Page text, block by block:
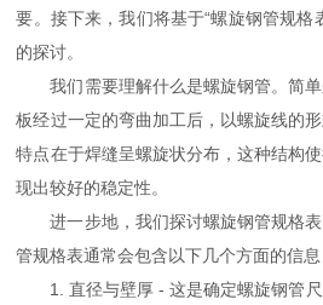
要。接下来，我们将基于“螺旋钢管规格
的探讨。
我们需要理解什么是螺旋钢管。简
板经过一定的弯曲加工后，以螺旋线的
特点在于焊缝呈螺旋状分布，这种结构
现出较好的稳定性。
进一步地，我们探讨螺旋钢管规格
管规格表通常会包含以下几个方面的信息
1. 直径与壁厚 - 这是确定螺旋钢管